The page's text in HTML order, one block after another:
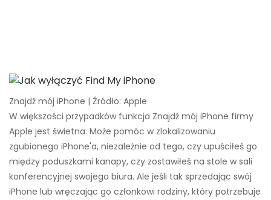
Znajdź mój iPhone | Źródło: Apple
W większości przypadków funkcja Znajdź mój iPhone firmy
Apple jest świetna. Może pomóc w zlokalizowaniu
zgubionego iPhone'a, niezależnie od tego, czy upuściłeś go
między poduszkami kanapy, czy zostawiłeś na stole w sali
konferencyjnej swojego biura. Ale jeśli tak sprzedając swój
iPhone lub wręczając go członkowi rodziny, który potrzebuje